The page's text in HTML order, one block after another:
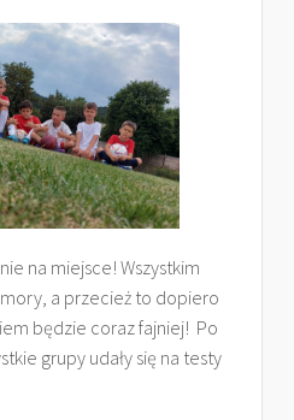
na miejsce! Wszystkim
a przecież to dopiero
będzie coraz fajniej! Po
grupy udały się na testy